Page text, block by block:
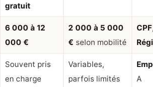
gratuit
6 000 à 12
000 €
2 000 à 5 000
€ selon mobilité
CPF
Souvent pris
en charge
Variables,
parfois limités
A